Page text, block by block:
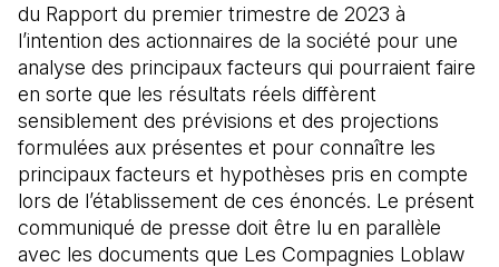
du Rapport du premier trimestre de 2023 à
l’intention des actionnaires de la société pour une
analyse des principaux facteurs qui pourraient faire
en sorte que les résultats réels diffèrent
sensiblement des prévisions et des projections
formulées aux présentes et pour connaître les
principaux facteurs et hypothèses pris en compte
lors de l’établissement de ces énoncés. Le présent
communiqué de presse doit être lu en parallèle
avec les documents que Les Compagnies Loblaw